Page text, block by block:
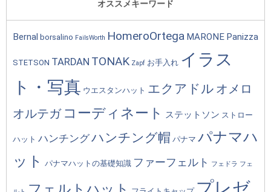
オススメキーワード
Bernal borsalino FailsWorth HomeroOrtega MARONE Panizza
STETSON TARDAN TONAK Zapf お手入れ イラス
ト・写真 ウエスタンハット エクアドル オメロ
オルテガ コーディネート ステットソン ストロー
ハット ハンチングハンチング帽 パナマ パナマハ
ット
パナマハットの基礎知識 ファーフェルト フェドラ フェ
プレゼ